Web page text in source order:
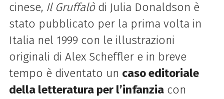
cinese, Il Gruffalòdi Julia Donaldson è
stato pubblicato per la prima volta in
Italia nel 1999 con le illustrazioni
originali di Alex Scheffler e in breve
tempo è diventato un caso editoriale
della letteratura per l’infanziacon